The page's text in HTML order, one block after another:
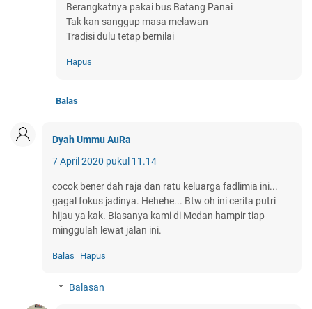
Berangkatnya pakai bus Batang Panai
Tak kan sanggup masa melawan
Tradisi dulu tetap bernilai
Hapus
Balas
Dyah Ummu AuRa
7 April 2020 pukul 11.14
cocok bener dah raja dan ratu keluarga fadlimia ini...
gagal fokus jadinya. Hehehe... Btw oh ini cerita putri
hijau ya kak. Biasanya kami di Medan hampir tiap
minggulah lewat jalan ini.
Balas Hapus
Balasan